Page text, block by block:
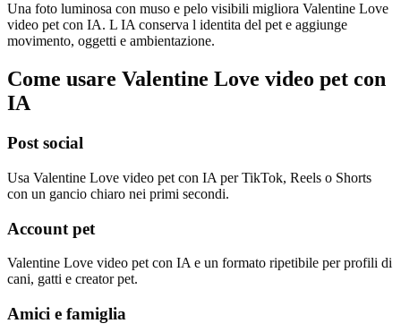
Una foto luminosa con muso e pelo visibili migliora Valentine Love
video pet con IA. L IA conserva l identita del pet e aggiunge
movimento, oggetti e ambientazione.
Come usare Valentine Love video pet con
IA
Post social
Usa Valentine Love video pet con IA per TikTok, Reels o Shorts
con un gancio chiaro nei primi secondi.
Account pet
Valentine Love video pet con IA e un formato ripetibile per profili di
cani, gatti e creator pet.
Amici e famiglia